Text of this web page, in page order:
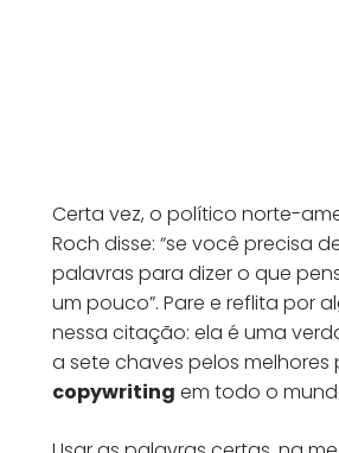
Certa vez, o político norte-
Roch disse: “se você precisa
palavras para dizer o que
um pouco”. Pare e reflita por
nessa citação: ela é uma
a sete chaves pelos melhores
copywriting em todo o